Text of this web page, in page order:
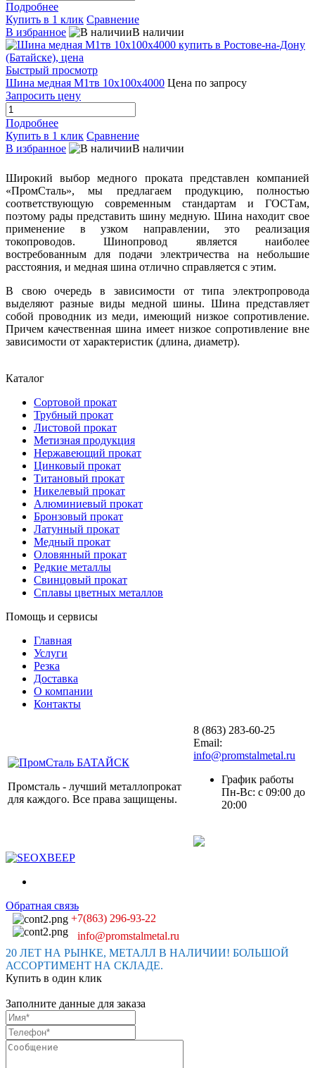
Подробнее
Купить в 1 клик Сравнение
В избранное
В наличии
Быстрый просмотр
Шина медная М1тв 10х100х4000 Цена по запросу
Запросить цену
Подробнее
Купить в 1 клик Сравнение
В избранное
В наличии
Широкий выбор медного проката представлен компанией
«ПромСталь», мы предлагаем продукцию, полностью
соответствующую современным стандартам и ГОСТам,
поэтому рады представить шину медную. Шина находит свое
применение в узком направлении, это реализация
токопроводов. Шинопровод является наиболее
востребованным для подачи электричества на небольшие
расстояния, и медная шина отлично справляется с этим.
В свою очередь в зависимости от типа электропровода
выделяют разные виды медной шины. Шина представляет
собой проводник из меди, имеющий низкое сопротивление.
Причем качественная шина имеет низкое сопротивление вне
зависимости от характеристик (длина, диаметр).
Каталог
Сортовой прокат
Трубный прокат
Листовой прокат
Метизная продукция
Нержавеющий прокат
Цинковый прокат
Титановый прокат
Никелевый прокат
Алюминиевый прокат
Бронзовый прокат
Латунный прокат
Медный прокат
Оловянный прокат
Редкие металлы
Свинцовый прокат
Сплавы цветных металлов
Помощь и сервисы
Главная
Услуги
Резка
Доставка
О компании
Контакты
Промсталь - лучший металлопрокат
для каждого. Все права защищены.
8 (863) 283-60-25
Email:
info@promstalmetal.ru
График работы
Пн-Вс: с 09:00 до
20:00
Обратная связь
+7(863) 296-93-22
info@promstalmetal.ru
20 ЛЕТ НА РЫНКЕ, МЕТАЛЛ В НАЛИЧИИ! БОЛЬШОЙ
АССОРТИМЕНТ НА СКЛАДЕ.
Купить в один клик
Заполните данные для заказа